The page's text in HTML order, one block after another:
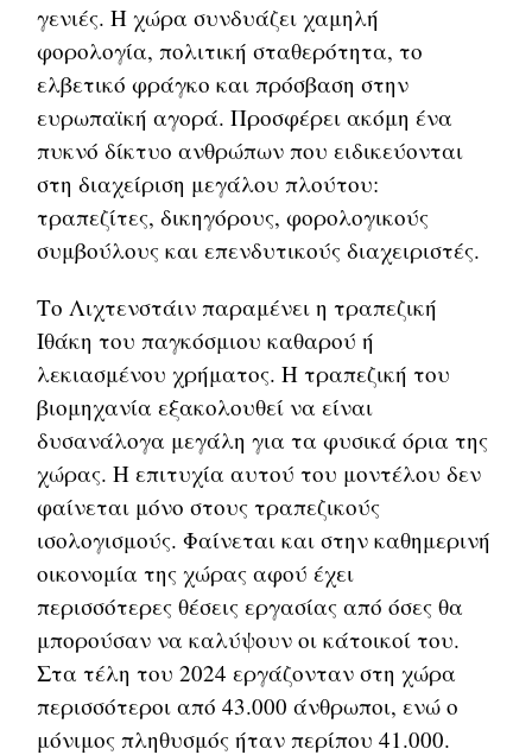
γενιές. Η χώρα συνδυάζει χαμηλή
φορολογία, πολιτική σταθερότητα, το
ελβετικό φράγκο και πρόσβαση στην
ευρωπαϊκή αγορά. Προσφέρει ακόμη ένα
πυκνό δίκτυο ανθρώπων που ειδικεύονται
στη διαχείριση μεγάλου πλούτου:
τραπεζίτες, δικηγόρους, φορολογικούς
συμβούλους και επενδυτικούς διαχειριστές.
Το Λιχτενστάιν παραμένει η τραπεζική
Ιθάκη του παγκόσμιου καθαρού ή
λεκιασμένου χρήματος. Η τραπεζική του
βιομηχανία εξακολουθεί να είναι
δυσανάλογα μεγάλη για τα φυσικά όρια της
χώρας. Η επιτυχία αυτού του μοντέλου δεν
φαίνεται μόνο στους τραπεζικούς
ισολογισμούς. Φαίνεται και στην καθημερινή
οικονομία της χώρας αφού έχει
περισσότερες θέσεις εργασίας από όσες θα
μπορούσαν να καλύψουν οι κάτοικοί του.
Στα τέλη του 2024 εργάζονταν στη χώρα
περισσότεροι από 43.000 άνθρωποι, ενώ ο
μόνιμος πληθυσμός ήταν περίπου 41.000.